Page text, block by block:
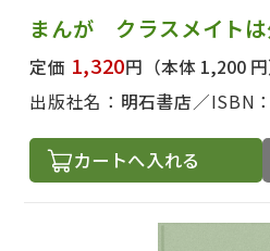
まんが クラスメイト
定価 1,320円 （本体 1,200 円
出版社名： 明石書店 ISBN：
カートへ入れる